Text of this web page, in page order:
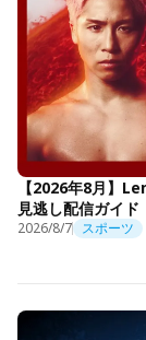
【2026年8月】
見逃し配信ガイド
2026/8/7 スポーツ